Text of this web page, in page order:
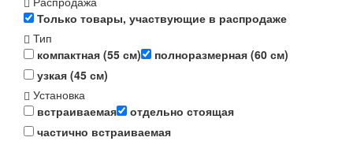
Только товары, участвующие в распродаже
Тип
компактная (55 см)
полноразмерная (60 см)
узкая (45 см)
Установка
встраиваемая
отдельно стоящая
частично встраиваемая